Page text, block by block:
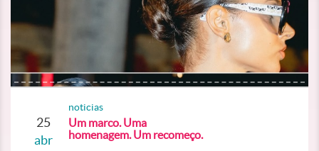
25
abr
noticias
Um marco. Uma
homenagem. Um recomeço.